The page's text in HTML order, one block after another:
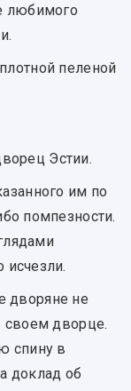
любимого
пеленой
Эстии.
им по
помпезности.
исчезли.
дворяне не
своем дворце.
спину в
доклад об